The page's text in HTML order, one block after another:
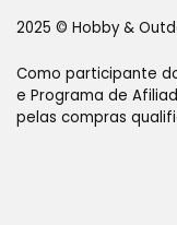
2025 © Hobby &
Como participante
e Programa de
pelas compras